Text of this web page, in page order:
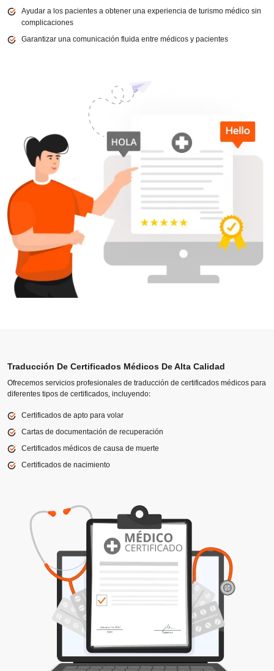
Ayudar a los pacientes a obtener una experiencia de turismo médico sin
complicaciones
Garantizar una comunicación fluida entre médicos y pacientes
Traducción De Certificados Médicos De Alta Calidad
Ofrecemos servicios profesionales de traducción de certificados médicos para
diferentes tipos de certificados, incluyendo:
Certificados de apto para volar
Cartas de documentación de recuperación
Certificados médicos de causa de muerte
Certificados de nacimiento